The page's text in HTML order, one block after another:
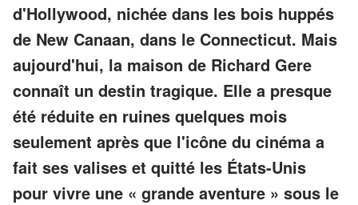
d'Hollywood, nichée dans les bois huppés
de New Canaan, dans le Connecticut. Mais
aujourd'hui, la maison de Richard Gere
connaît un destin tragique. Elle a presque
été réduite en ruines quelques mois
seulement après que l'icône du cinéma a
fait ses valises et quitté les États-Unis
pour vivre une « grande aventure » sous le